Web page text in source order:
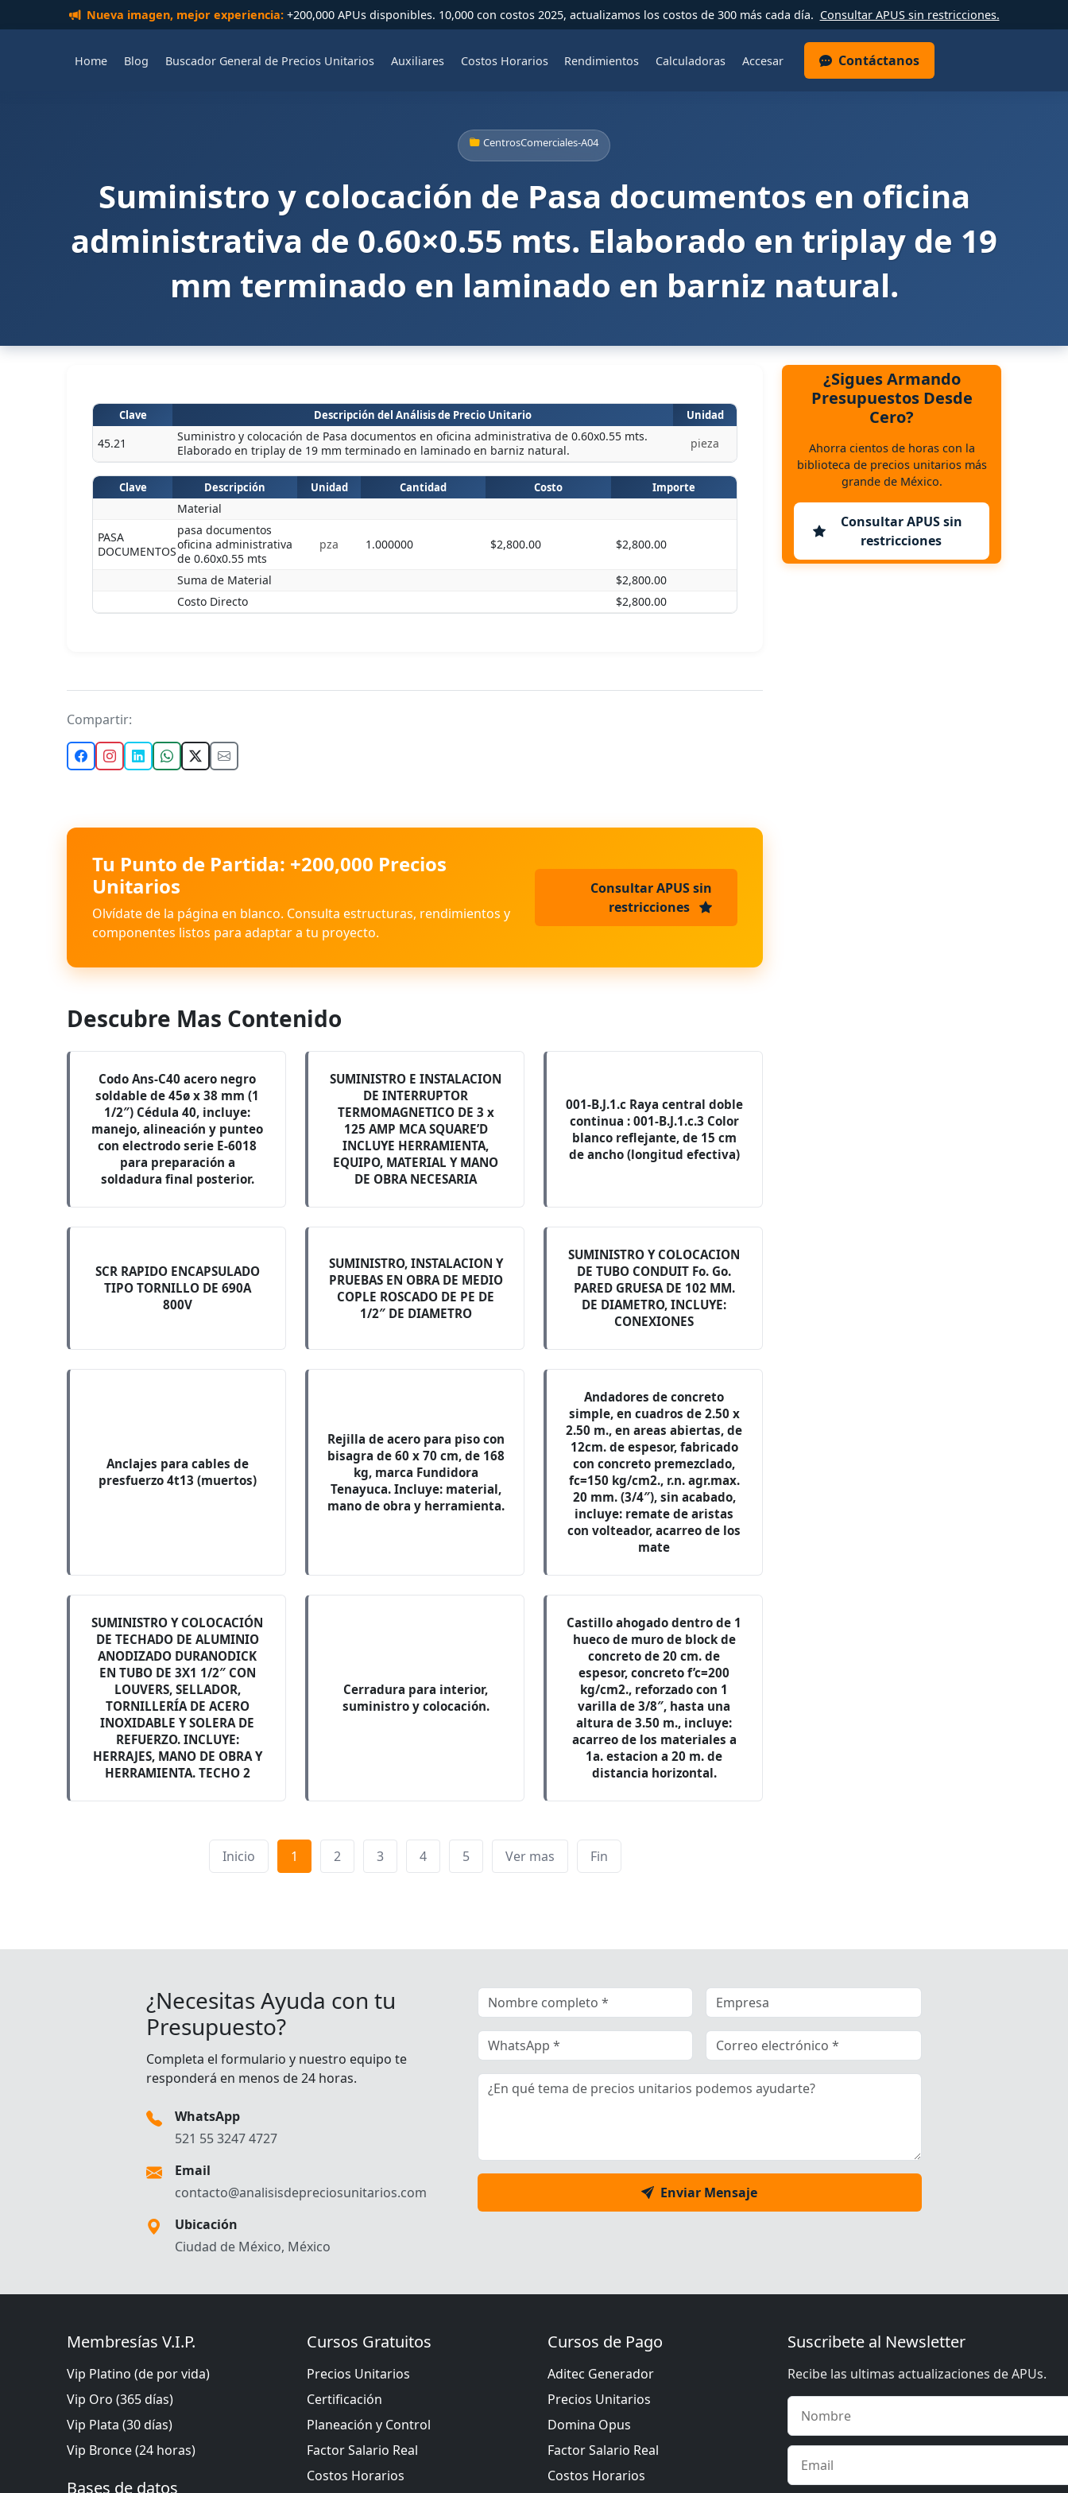
Nueva imagen, mejor experiencia:+200,000 APUs disponibles. 10,000 con costos 2025, actualizamos los costos de 300 más cada día. Consultar APUS sin restricciones.
Home Blog Buscador General de Precios Unitarios Auxiliares Costos Horarios Rendimientos Calculadoras Accesar Contáctanos
CentrosComerciales-A04
Suministro y colocación de Pasa documentos en oficina
administrativa de 0.60×0.55 mts. Elaborado en triplay de 19
mm terminado en laminado en barniz natural.
Clave Descripción del Análisis de Precio Unitario Unidad
45.21
Suministro y colocación de Pasa documentos en oficina administrativa de 0.60x0.55 mts.
Elaborado en triplay de 19 mm terminado en laminado en barniz natural.
pieza
Clave Descripción Unidad Cantidad Costo Importe
Material
PASA
DOCUMENTOS
pasa documentos
oficina administrativa
de 0.60x0.55 mts
pza 1.000000 $2,800.00 $2,800.00
Suma de Material
$2,800.00
Costo Directo
$2,800.00
Compartir:
Tu Punto de Partida: +200,000 Precios
Unitarios
Olvídate de la página en blanco. Consulta estructuras, rendimientos y
componentes listos para adaptar a tu proyecto.
Consultar APUS sin
restricciones
Descubre Mas Contenido
Codo Ans-C40 acero negro
soldable de 45ø x 38 mm (1
1/2″) Cédula 40, incluye:
manejo, alineación y punteo
con electrodo serie E-6018
para preparación a
soldadura final posterior.
SUMINISTRO E INSTALACION
DE INTERRUPTOR
TERMOMAGNETICO DE 3 x
125 AMP MCA SQUARE’D
INCLUYE HERRAMIENTA,
EQUIPO, MATERIAL Y MANO
DE OBRA NECESARIA
001-B.J.1.c Raya central doble
continua : 001-B.J.1.c.3 Color
blanco reflejante, de 15 cm
de ancho (longitud efectiva)
SCR RAPIDO ENCAPSULADO
TIPO TORNILLO DE 690A
800V
SUMINISTRO, INSTALACION Y
PRUEBAS EN OBRA DE MEDIO
COPLE ROSCADO DE PE DE
1/2″ DE DIAMETRO
SUMINISTRO Y COLOCACION
DE TUBO CONDUIT Fo. Go.
PARED GRUESA DE 102 MM.
DE DIAMETRO, INCLUYE:
CONEXIONES
Anclajes para cables de
presfuerzo 4t13 (muertos)
Rejilla de acero para piso con
bisagra de 60 x 70 cm, de 168
kg, marca Fundidora
Tenayuca. Incluye: material,
mano de obra y herramienta.
Andadores de concreto
simple, en cuadros de 2.50 x
2.50 m., en areas abiertas, de
12cm. de espesor, fabricado
con concreto premezclado,
fc=150 kg/cm2., r.n. agr.max.
20 mm. (3/4″), sin acabado,
incluye: remate de aristas
con volteador, acarreo de los
mate
SUMINISTRO Y COLOCACIÓN
DE TECHADO DE ALUMINIO
ANODIZADO DURANODICK
EN TUBO DE 3X1 1/2″ CON
LOUVERS, SELLADOR,
TORNILLERÍA DE ACERO
INOXIDABLE Y SOLERA DE
REFUERZO. INCLUYE:
HERRAJES, MANO DE OBRA Y
HERRAMIENTA. TECHO 2
Cerradura para interior,
suministro y colocación.
Castillo ahogado dentro de 1
hueco de muro de block de
concreto de 20 cm. de
espesor, concreto f’c=200
kg/cm2., reforzado con 1
varilla de 3/8″, hasta una
altura de 3.50 m., incluye:
acarreo de los materiales a
1a. estacion a 20 m. de
distancia horizontal.
Inicio 1 2 3 4 5 Ver mas Fin
¿Sigues Armando
Presupuestos Desde
Cero?
Ahorra cientos de horas con la
biblioteca de precios unitarios más
grande de México.
Consultar APUS sin
restricciones
¿Necesitas Ayuda con tu
Presupuesto?
Completa el formulario y nuestro equipo te
responderá en menos de 24 horas.
WhatsApp
521 55 3247 4727
Email
contacto@analisisdepreciosunitarios.com
Ubicación
Ciudad de México, México
Enviar Mensaje
Membresías V.I.P.
Vip Platino (de por vida)
Vip Oro (365 días)
Vip Plata (30 días)
Vip Bronce (24 horas)
Bases de datos
Cursos Gratuitos
Precios Unitarios
Certificación
Planeación y Control
Factor Salario Real
Costos Horarios
Cursos de Pago
Aditec Generador
Precios Unitarios
Domina Opus
Factor Salario Real
Costos Horarios
Suscribete al Newsletter
Recibe las ultimas actualizaciones de APUs.